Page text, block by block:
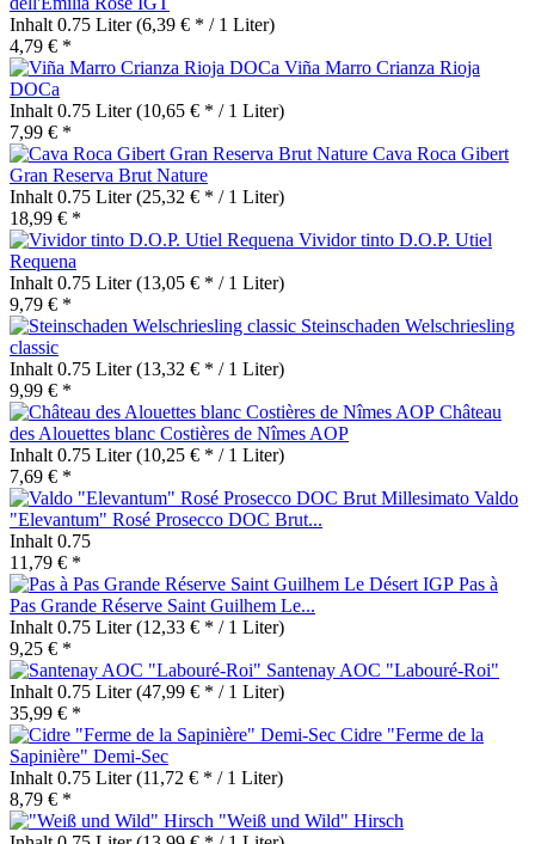
Inhalt 0.75 Liter(6,39 € * / 1 Liter)
4,79 € *
Viña Marro Crianza Rioja
DOCa
Inhalt 0.75 Liter(10,65 € * / 1 Liter)
7,99 € *
Cava Roca Gibert
Gran Reserva Brut Nature
Inhalt 0.75 Liter(25,32 € * / 1 Liter)
18,99 € *
Vividor tinto D.O.P. Utiel
Requena
Inhalt 0.75 Liter(13,05 € * / 1 Liter)
9,79 € *
Steinschaden Welschriesling
classic
Inhalt 0.75 Liter(13,32 € * / 1 Liter)
9,99 € *
Château
des Alouettes blanc Costières de Nîmes AOP
Inhalt 0.75 Liter(10,25 € * / 1 Liter)
7,69 € *
Valdo
"Elevantum" Rosé Prosecco DOC Brut...
Inhalt 0.75
11,79 € *
Pas à
Pas Grande Réserve Saint Guilhem Le...
Inhalt 0.75 Liter(12,33 € * / 1 Liter)
9,25 € *
Santenay AOC "Labouré-Roi"
Inhalt 0.75 Liter(47,99 € * / 1 Liter)
35,99 € *
Cidre "Ferme de la
Sapinière" Demi-Sec
Inhalt 0.75 Liter(11,72 € * / 1 Liter)
8,79 € *
"Weiß und Wild" Hirsch